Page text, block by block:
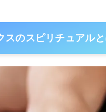
スのスピリチュアル